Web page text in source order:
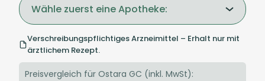
Wähle zuerst eine Apotheke:
Verschreibungspflichtiges Arzneimittel – Erhalt nur mit
ärztlichem Rezept.
Preisvergleich für Ostara GC (inkl. MwSt):